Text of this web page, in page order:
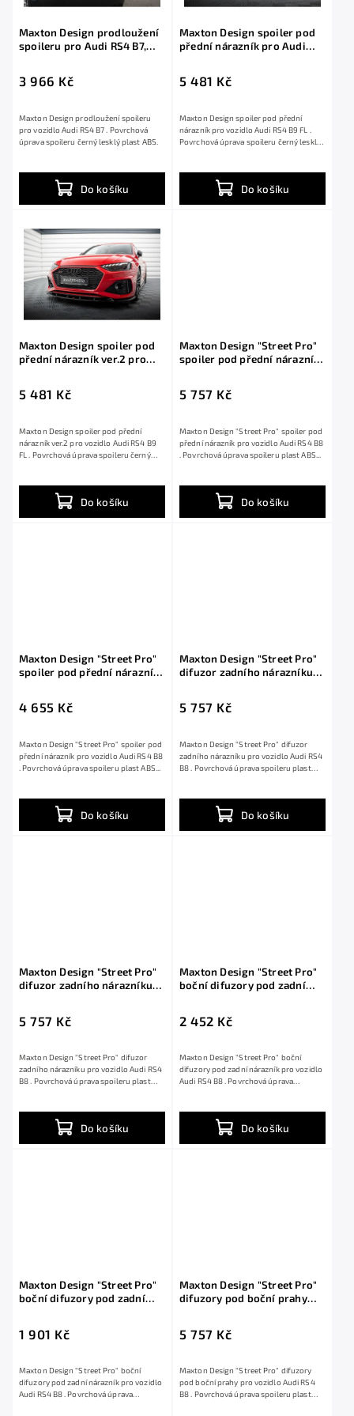
Maxton Design prodloužení
spoileru pro Audi RS4 B7,
3 966 Kč
Do košíku
Maxton Design prodloužení spoileru
pro vozidlo Audi RS4 B7 . Povrchová
úprava spoileru černý lesklý plast ABS.
Maxton Design spoiler pod
přední nárazník pro Audi
5 481 Kč
Do košíku
Maxton Design spoiler pod přední
nárazník pro vozidlo Audi RS4 B9 FL .
Povrchová úprava spoileru černý lesklý
Maxton Design spoiler pod
přední nárazník ver.2 pro
5 481 Kč
Do košíku
Maxton Design spoiler pod přední
nárazník ver.2 pro vozidlo Audi RS4 B9
FL . Povrchová úprava spoileru černý
Maxton Design "Street Pro"
spoiler pod přední nárazník
červenou linkou
5 757 Kč
Do košíku
Maxton Design "Street Pro" spoiler pod
přední nárazník pro vozidlo Audi RS4 B8
. Povrchová úprava spoileru plast ABS...
Maxton Design "Street Pro"
spoiler pod přední nárazník
4 655 Kč
Do košíku
Maxton Design "Street Pro" spoiler pod
přední nárazník pro vozidlo Audi RS4 B8
. Povrchová úprava spoileru plast ABS...
Maxton Design "Street Pro"
difuzor zadního nárazníku
černou a červenou linkou
5 757 Kč
Do košíku
Maxton Design "Street Pro" difuzor
zadního nárazníku pro vozidlo Audi RS4
B8 . Povrchová úprava spoileru plast
Maxton Design "Street Pro"
difuzor zadního nárazníku
červenou linkou
5 757 Kč
Do košíku
Maxton Design "Street Pro" difuzor
zadního nárazníku pro vozidlo Audi RS4
B8 . Povrchová úprava spoileru plast
Maxton Design "Street Pro"
boční difuzory pod zadní
úpravy, s červenou linkou
2 452 Kč
Do košíku
Maxton Design "Street Pro" boční
difuzory pod zadní nárazník pro vozidlo
Audi RS4 B8 . Povrchová úprava
Maxton Design "Street Pro"
boční difuzory pod zadní
úpravy
1 901 Kč
Maxton Design "Street Pro" boční
difuzory pod zadní nárazník pro vozidlo
Audi RS4 B8 . Povrchová úprava
Maxton Design "Street Pro"
difuzory pod boční prahy
červenou linkou
5 757 Kč
Maxton Design "Street Pro" difuzory
pod boční prahy pro vozidlo Audi RS4
B8 . Povrchová úprava spoileru plast